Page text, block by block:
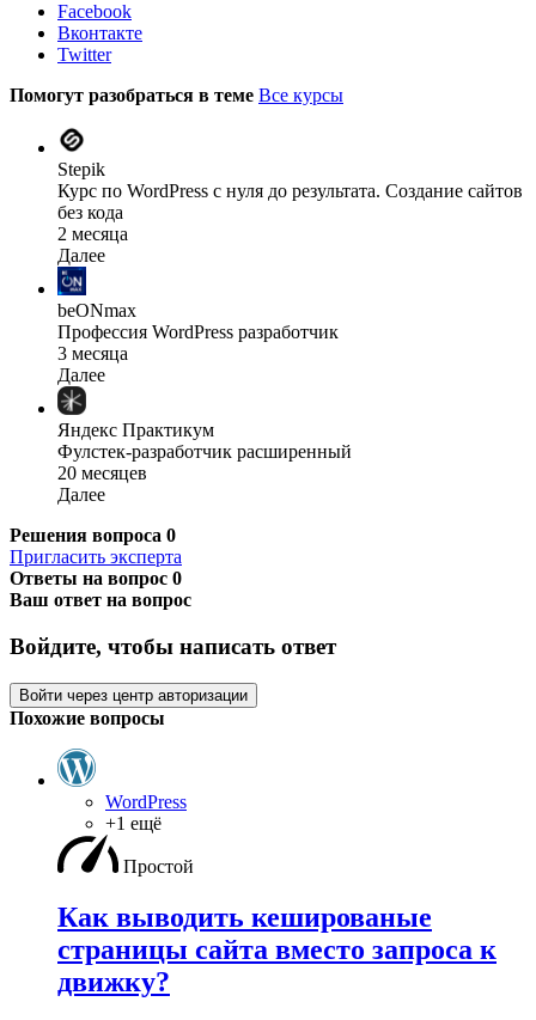
Facebook
Вконтакте
Twitter
Помогут разобраться в теме Все курсы
Stepik
Курс по WordPress с нуля до результата. Создание сайтов
без кода
2 месяца
Далее
beONmax
Профессия WordPress разработчик
3 месяца
Далее
Яндекс Практикум
Фулстек-разработчик расширенный
20 месяцев
Далее
Решения вопроса 0
Пригласить эксперта
Ответы на вопрос 0
Ваш ответ на вопрос
Войдите, чтобы написать ответ
Войти через центр авторизации
Похожие вопросы
WordPress
+1 ещё
Простой
Как выводить кешированые
страницы сайта вместо запроса к
движку?